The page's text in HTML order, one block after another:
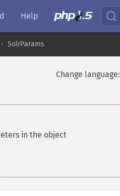
Help
SolrParams
Change language:
in the object